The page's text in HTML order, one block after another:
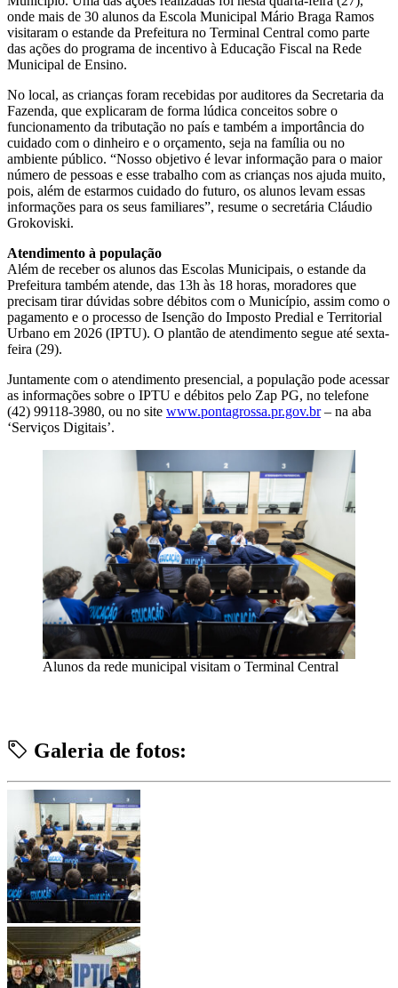
onde mais de 30 alunos da Escola Municipal Mário Braga Ramos
visitaram o estande da Prefeitura no Terminal Central como parte
das ações do programa de incentivo à Educação Fiscal na Rede
Municipal de Ensino.
No local, as crianças foram recebidas por auditores da Secretaria da
Fazenda, que explicaram de forma lúdica conceitos sobre o
funcionamento da tributação no país e também a importância do
cuidado com o dinheiro e o orçamento, seja na família ou no
ambiente público. “Nosso objetivo é levar informação para o maior
número de pessoas e esse trabalho com as crianças nos ajuda muito,
pois, além de estarmos cuidado do futuro, os alunos levam essas
informações para os seus familiares”, resume o secretária Cláudio
Grokoviski.
Atendimento à população
Além de receber os alunos das Escolas Municipais, o estande da
Prefeitura também atende, das 13h às 18 horas, moradores que
precisam tirar dúvidas sobre débitos com o Município, assim como o
pagamento e o processo de Isenção do Imposto Predial e Territorial
Urbano em 2026 (IPTU). O plantão de atendimento segue até sexta-
feira (29).
Juntamente com o atendimento presencial, a população pode acessar
as informações sobre o IPTU e débitos pelo Zap PG, no telefone
(42) 99118-3980, ou no site www.pontagrossa.pr.gov.br– na aba
‘Serviços Digitais’.
Alunos da rede municipal visitam o Terminal Central
Galeria de fotos: